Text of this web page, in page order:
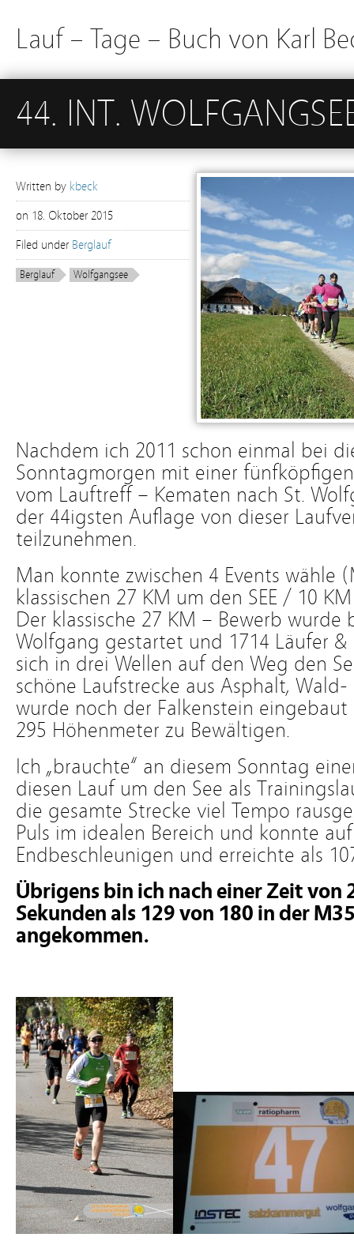
Lauf – Tage – Buch von Karl
44. INT.
Written by kbeck
on 18. Oktober 2015
Filed under Berglauf
Berglauf Wolfgangsee
Nachdem ich 2011 schon einmal bei
Sonntagmorgen mit einer
vom Lauftreff – Kematen nach St.
der 44igsten Auflage von dieser
teilzunehmen.
Man konnte zwischen 4 Events wähle
klassischen 27 KM um den SEE / 10
Der klassische 27 KM – Bewerb wurde
Wolfgang gestartet und 1714 Läufer
sich in drei Wellen auf den Weg den
schöne Laufstrecke aus Asphalt,
wurde noch der Falkenstein
295 Höhenmeter zu Bewältigen.
Ich „brauchte“ an diesem Sonntag
diesen Lauf um den See als
die gesamte Strecke viel Tempo
Puls im idealen Bereich und konnte
Endbeschleunigen und erreichte als
Übrigens bin ich nach einer Zeit von
Sekunden als 129 von 180 in der
angekommen.